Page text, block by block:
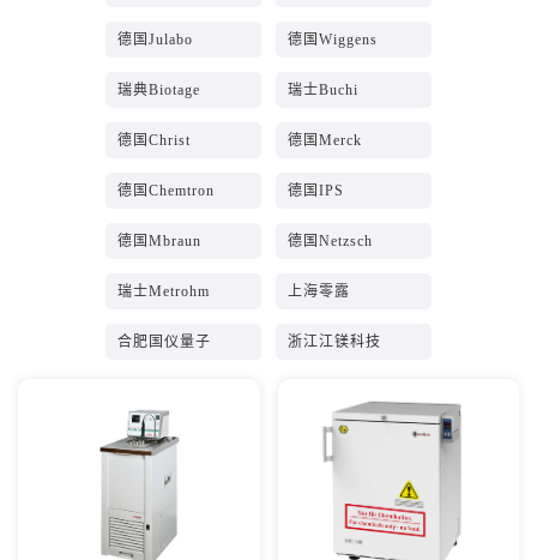
德国Julabo 德国Wiggens
瑞典Biotage 瑞士Buchi
德国Christ 德国Merck
德国Chemtron 德国IPS
德国Mbraun 德国Netzsch
瑞士Metrohm 上海零露
合肥国仪量子 浙江江镁科技